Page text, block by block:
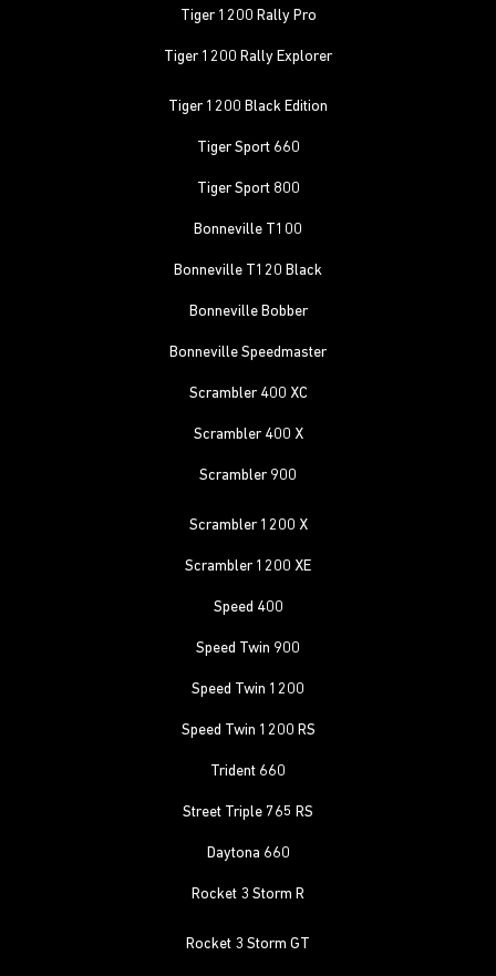
Tiger 1200 Rally Pro
Tiger 1200 Rally Explorer
Tiger 1200 Black Edition
Tiger Sport 660
Tiger Sport 800
Bonneville T100
Bonneville T120 Black
Bonneville Bobber
Bonneville Speedmaster
Scrambler 400 XC
Scrambler 400 X
Scrambler 900
Scrambler 1200 X
Scrambler 1200 XE
Speed 400
Speed Twin 900
Speed Twin 1200
Speed Twin 1200 RS
Trident 660
Street Triple 765 RS
Daytona 660
Rocket 3 Storm R
Rocket 3 Storm GT